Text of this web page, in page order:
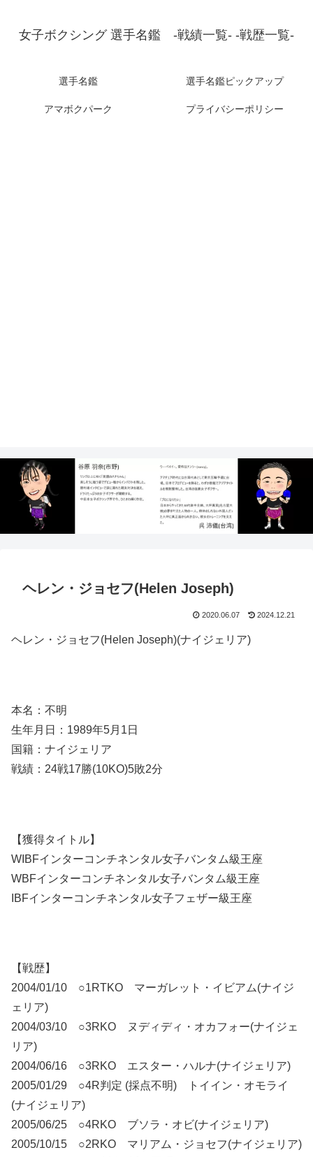
女子ボクシング 選手名鑑 -戦績一覧- -戦歴一覧-
選手名鑑 選手名鑑ピックアップ
アマボクパーク プライバシーポリシー
ヘレン・ジョセフ(Helen Joseph)
2020.06.07 2024.12.21
ヘレン・ジョセフ(Helen Joseph)(ナイジェリア)
本名：不明
生年月日：1989年5月1日
国籍：ナイジェリア
戦績：24戦17勝(10KO)5敗2分
【獲得タイトル】
WIBFインターコンチネンタル女子バンタム級王座
WBFインターコンチネンタル女子バンタム級王座
IBFインターコンチネンタル女子フェザー級王座
【戦歴】
2004/01/10 ○1RTKO マーガレット・イビアム(ナイジ
ェリア)
2004/03/10 ○3RKO ヌディディ・オカフォー(ナイジェ
リア)
2004/06/16 ○3RKO エスター・ハルナ(ナイジェリア)
2005/01/29 ○4R判定 (採点不明) トイイン・オモライ
(ナイジェリア)
2005/06/25 ○4RKO ブソラ・オビ(ナイジェリア)
2005/10/15 ○2RKO マリアム・ジョセフ(ナイジェリア)